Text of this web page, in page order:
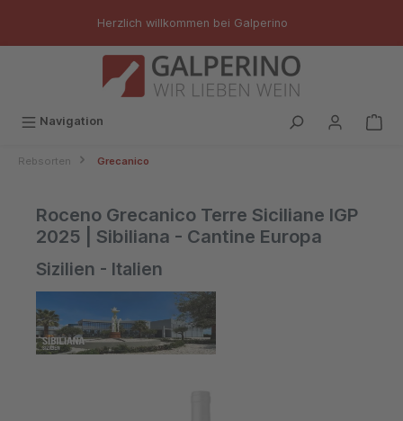
Herzlich willkommen bei Galperino
Navigation
Rebsorten Grecanico
Roceno Grecanico Terre Siciliane IGP
2025 | Sibiliana - Cantine Europa
Sizilien - Italien